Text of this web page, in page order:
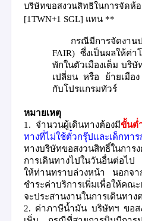
บริษัทขอสงวนสิทธิในการจัดห้
[1TWN+1 SGL] แทน **
กรณีมีการจัดงา
FAIR) ซึ่งเป็นผลให้ค่า
พักในตัวเมืองเต็ม บริ
เปลี่ยน หรือ ย้ายเมือง
กับโปรแกรมทัวร์
หมายเหตุ
1. จำนวนผู้เดินทางต้องมีขั้นต่
ทางที่ไม่ใช้ตั๋วกรุ๊ปและเด็กทาร
ทางบริษัทขอสงวนสิทธิ์ในการ
การเดินทางไปในวันอื่นต่อ
ให้ท่านทราบล่วงหน้า นอกจา
ชำระค่าบริการเพิ่มเพื่อให้คณ
จะประสานงานในการเดินทา
2. ค่าภาษีน้ำมัน บริษัทฯ ขอส